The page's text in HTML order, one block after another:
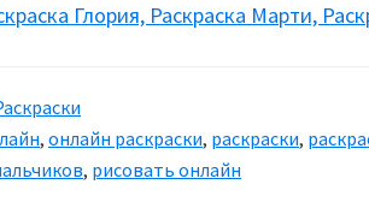
Глория, Раскраска Марти,
, онлайн раскраски, раскраски,
, рисовать онлайн